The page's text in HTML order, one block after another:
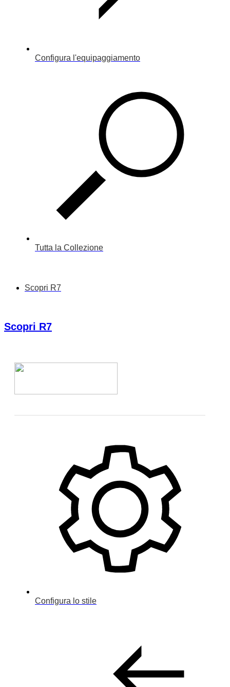
Configura l'equipaggiamento
Tutta la Collezione
Scopri R7
Scopri R7
Configura lo stile